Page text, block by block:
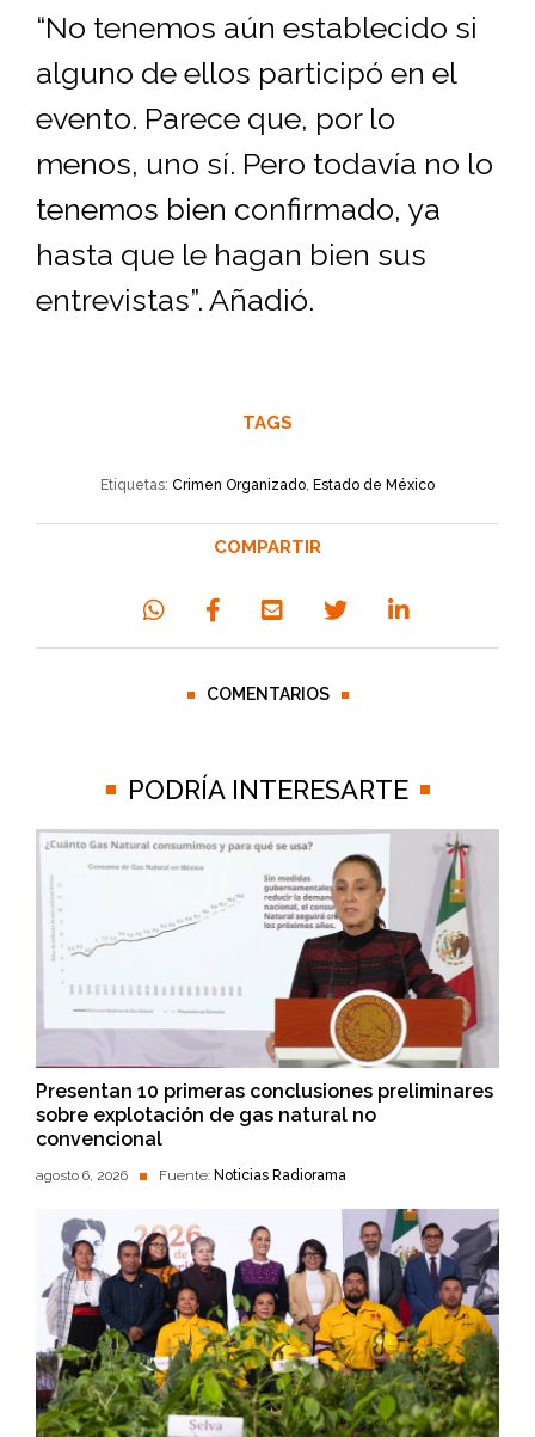
“No tenemos aún establecido si
alguno de ellos participó en el
evento. Parece que, por lo
menos, uno sí. Pero todavía no lo
tenemos bien confirmado, ya
hasta que le hagan bien sus
entrevistas”. Añadió.
TAGS
Etiquetas: Crimen Organizado, Estado de México
COMPARTIR
COMENTARIOS
PODRÍA INTERESARTE
Presentan 10 primeras conclusiones preliminares
sobre explotación de gas natural no
convencional
agosto 6, 2026 Fuente: Noticias Radiorama